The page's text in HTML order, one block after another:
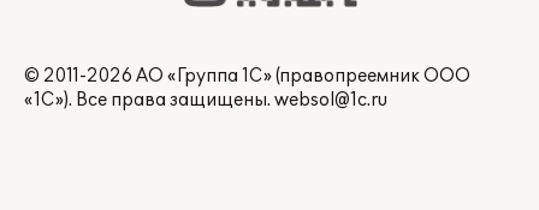
© 2011-2026 АО «Группа 1С» (правопреемник ООО
«1С»). Все права защищены. websol@1c.ru